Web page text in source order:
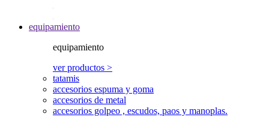
equipamiento
equipamiento
ver productos >
tatamis
accesorios espuma y goma
accesorios de metal
accesorios golpeo , escudos, paos y manoplas.